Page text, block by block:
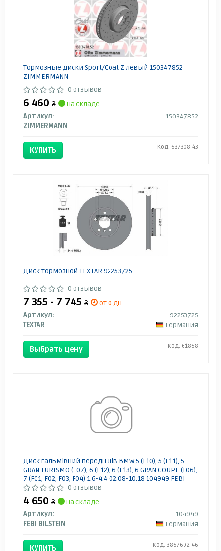
Тормозные диски Sport/Coat Z левый 150347852
ZIMMERMANN
0 отзывов
6 460 ₴
на складе
Артикул:
150347852
ZIMMERMANN
КУПИТЬ Код: 637308-43
Диск тормозной TEXTAR 92253725
0 отзывов
7 355 - 7 745 ₴
от 0 дн.
Артикул:
92253725
TEXTAR
Германия
Выбрать цену Код: 61868
Диск гальмівний передн Лів BMW 5 (F10), 5 (F11), 5
GRAN TURISMO (F07), 6 (F12), 6 (F13), 6 GRAN COUPE (F06),
7 (F01, F02, F03, F04) 1.6-4.4 02.08-10.18 104949 FEBI
0 отзывов
4 650 ₴
на складе
Артикул:
104949
FEBI BILSTEIN
Германия
КУПИТЬ Код: 3867692-46